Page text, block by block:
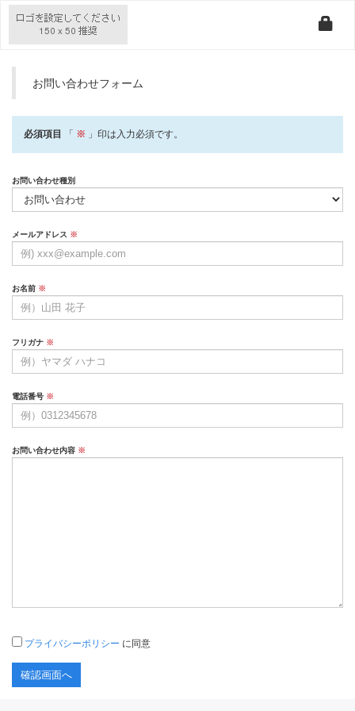
お問い合わせフォーム
必須項目 「 ※ 」印は入力必須です。
お問い合わせ種別
メールアドレス ※
お名前 ※
フリガナ ※
電話番号 ※
お問い合わせ内容 ※
プライバシーポリシー に同意